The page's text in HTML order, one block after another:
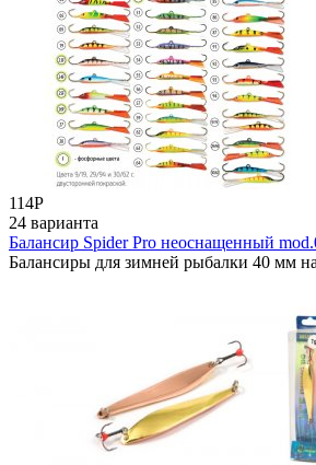
114Р
24 варианта
Балансир Spider Pro неоснащенный
Балансиры для зимней рыбалки 40 мм